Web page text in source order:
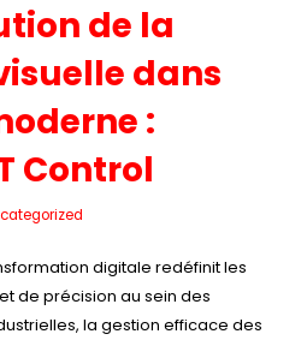
de la
dans
:
Control
digitale redéfinit les
de précision au sein des
la gestion efficace des